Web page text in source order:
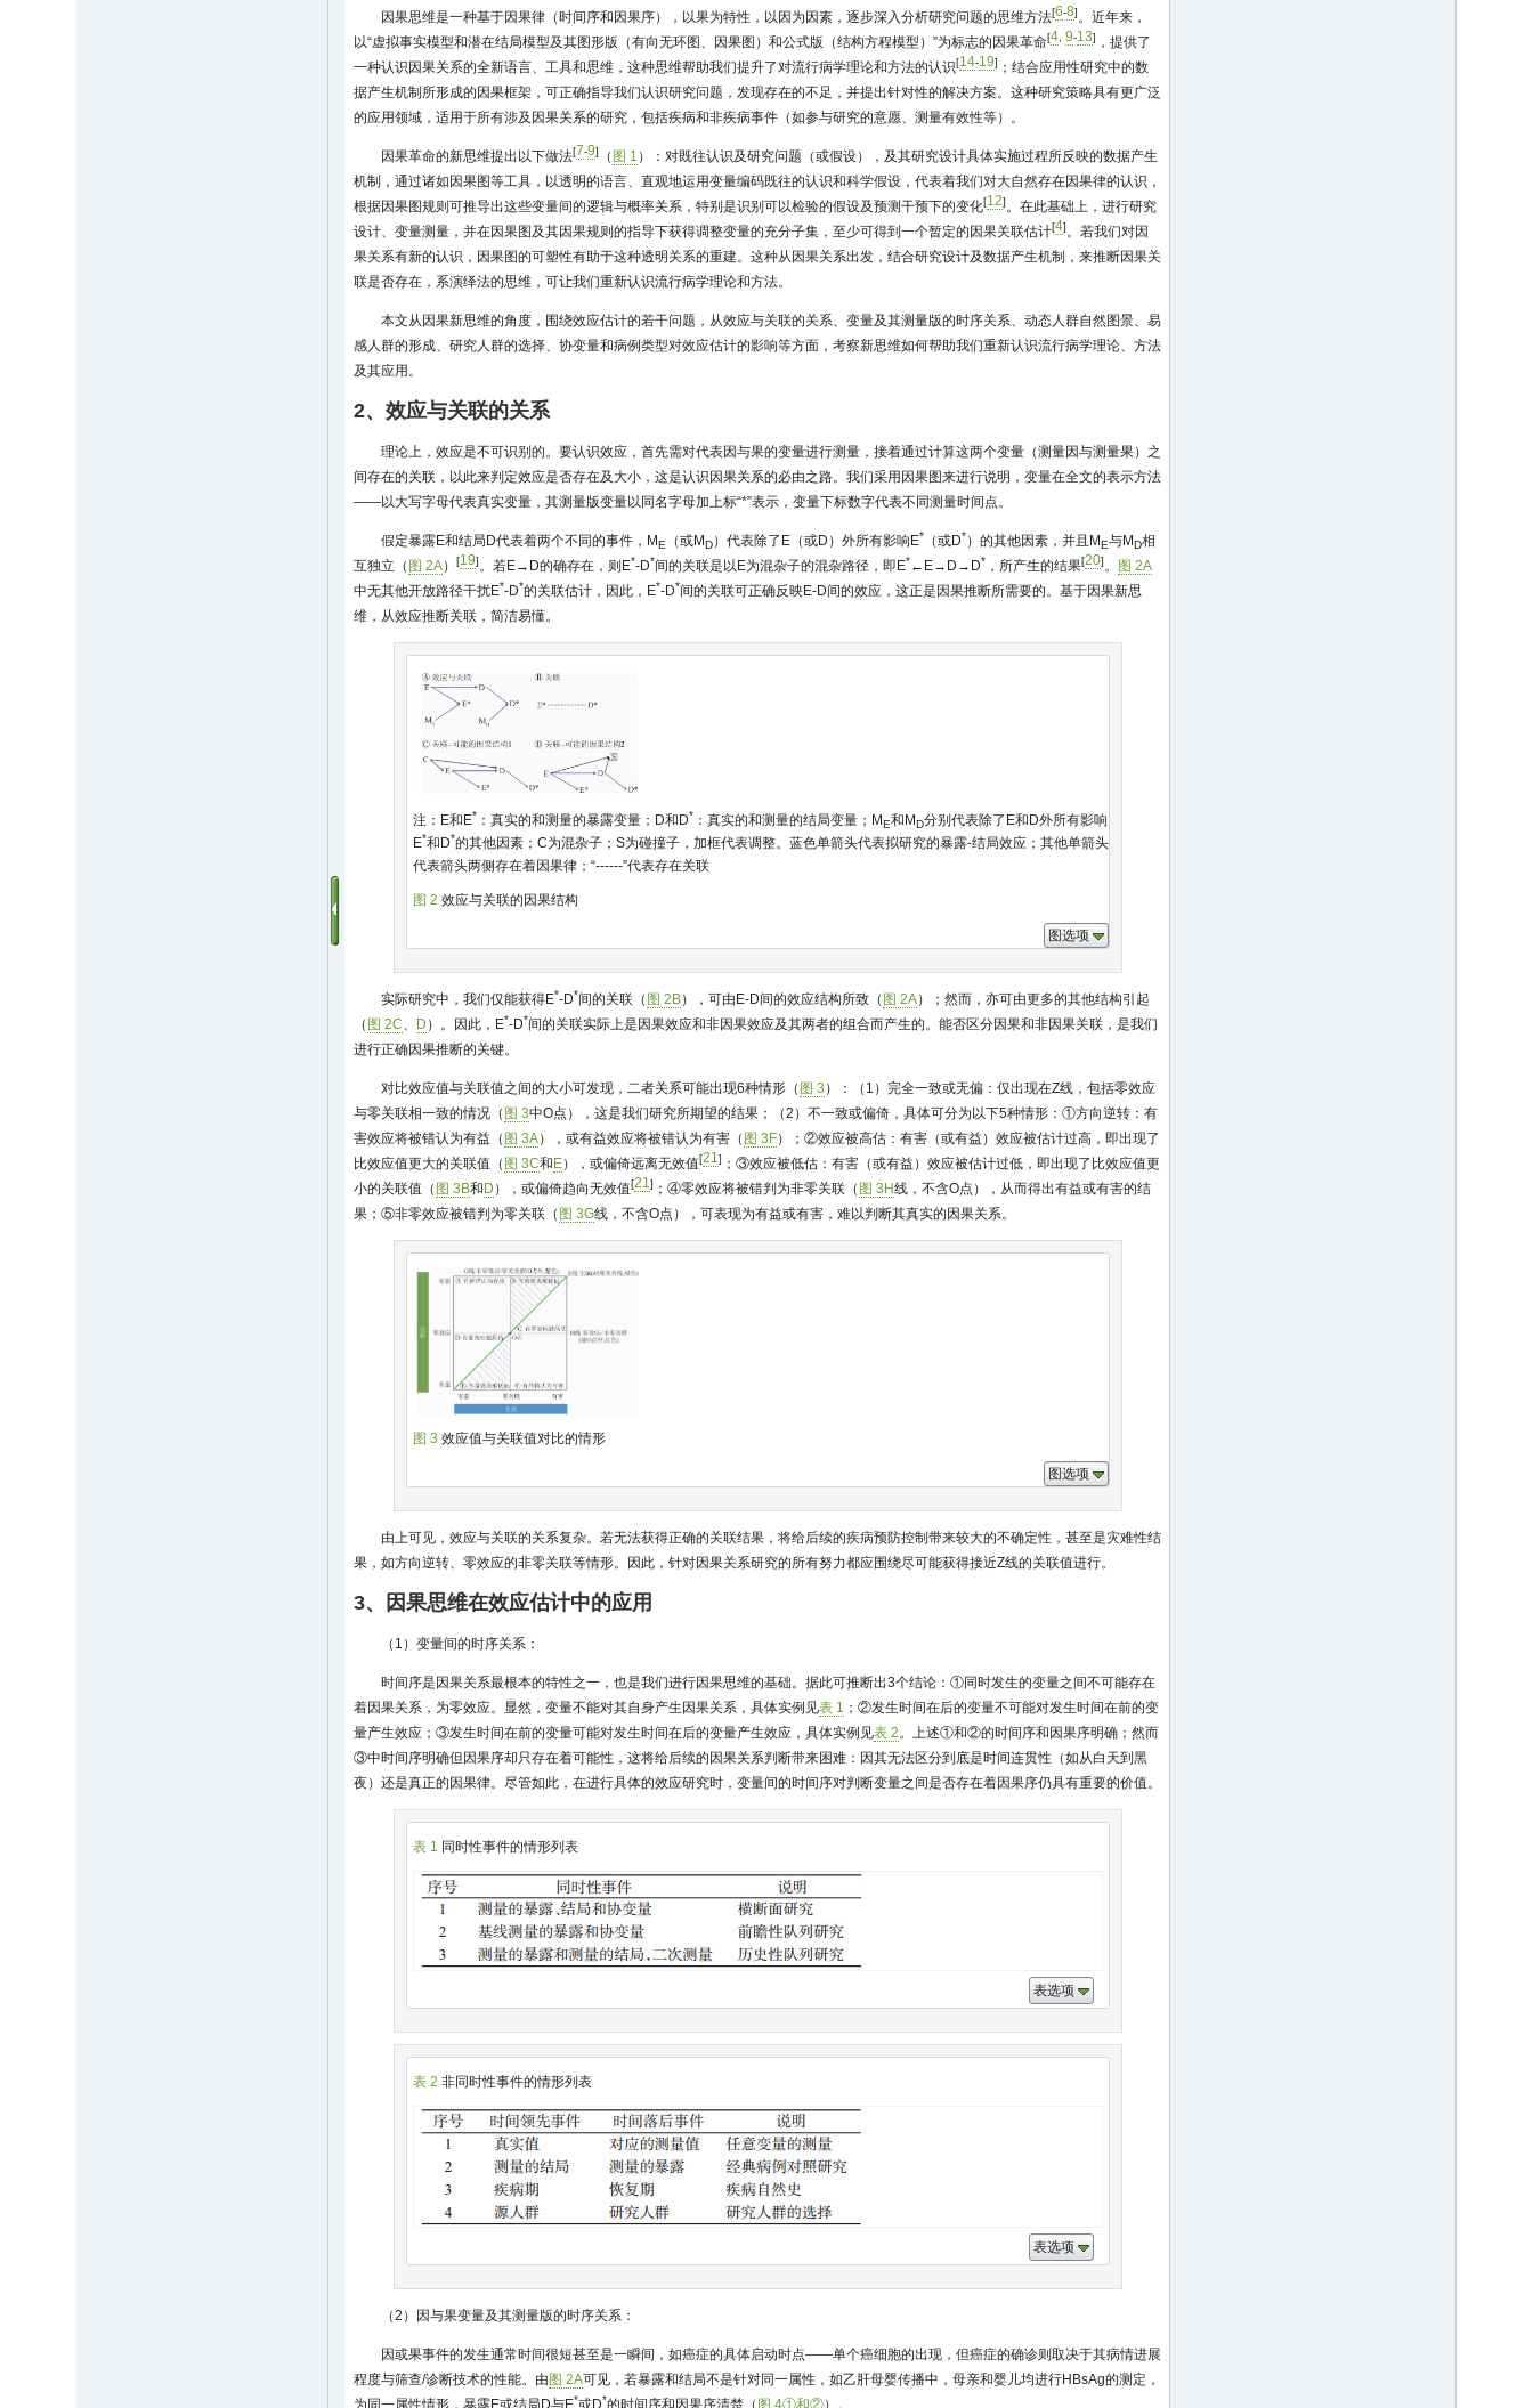
因果思维是一种基于因果律（时间序和因果序），以果为特性，以因为因素，逐步深入分析研究问题的思维方法[6-8]。近年来，
以“虚拟事实模型和潜在结局模型及其图形版（有向无环图、因果图）和公式版（结构方程模型）”为标志的因果革命[4,9-13] ，提供了
一种认识因果关系的全新语言、工具和思维，这种思维帮助我们提升了对流行病学理论和方法的认识[14-19] ；结合应用性研究中的数
据产生机制所形成的因果框架，可正确指导我们认识研究问题，发现存在的不足，并提出针对性的解决方案。这种研究策略具有更广泛
的应用领域，适用于所有涉及因果关系的研究，包括疾病和非疾病事件（如参与研究的意愿、测量有效性等）。
因果革命的新思维提出以下做法[7-9] （ 图 1 ）：对既往认识及研究问题（或假设），及其研究设计具体实施过程所反映的数据产生
机制，通过诸如因果图等工具，以透明的语言、直观地运用变量编码既往的认识和科学假设，代表着我们对大自然存在因果律的认识，
根据因果图规则可推导出这些变量间的逻辑与概率关系，特别是识别可以检验的假设及预测干预下的变化[12]。在此基础上，进行研究
设计、变量测量，并在因果图及其因果规则的指导下获得调整变量的充分子集，至少可得到一个暂定的因果关联估计[4]。若我们对因
果关系有新的认识，因果图的可塑性有助于这种透明关系的重建。这种从因果关系出发，结合研究设计及数据产生机制，来推断因果关
联是否存在，系演绎法的思维，可让我们重新认识流行病学理论和方法。
本文从因果新思维的角度，围绕效应估计的若干问题，从效应与关联的关系、变量及其测量版的时序关系、动态人群自然图景、易
感人群的形成、研究人群的选择、协变量和病例类型对效应估计的影响等方面，考察新思维如何帮助我们重新认识流行病学理论、方法
及其应用。
2、效应与关联的关系
理论上，效应是不可识别的。要认识效应，首先需对代表因与果的变量进行测量，接着通过计算这两个变量（测量因与测量果）之
间存在的关联，以此来判定效应是否存在及大小，这是认识因果关系的必由之路。我们采用因果图来进行说明，变量在全文的表示方法
——以大写字母代表真实变量，其测量版变量以同名字母加上标“*”表示，变量下标数字代表不同测量时间点。
假定暴露E和结局D代表着两个不同的事件，ME （或MD）代表除了E（或D）外所有影响E* （或D*）的其他因素，并且ME与MD相
互独立（ 图 2A）[19]。若E→D的确存在，则E*-D*间的关联是以E为混杂子的混杂路径，即E*←E→D→D* ，所产生的结果[20]。
图 2A
中无其他开放路径干扰E*-D*的关联估计，因此，E*-D*间的关联可正确反映E-D间的效应，这正是因果推断所需要的。基于因果新思
维，从效应推断关联，简洁易懂。
注：E和E* ：真实的和测量的暴露变量；D和D* ：真实的和测量的结局变量；M E和M D分别代表除了E和D外所有影响
E*和D*的其他因素；C为混杂子；S为碰撞子，加框代表调整。蓝色单箭头代表拟研究的暴露-结局效应；其他单箭头
代表箭头两侧存在着因果律；“------”代表存在关联
图 2 效应与关联的因果结构
图选项
实际研究中，我们仅能获得E*-D*间的关联（ 图 2B），可由E-D间的效应结构所致（ 图 2A）；然而，亦可由更多的其他结构引起
（ 图 2C、 D ）。因此，E*-D*间的关联实际上是因果效应和非因果效应及其两者的组合而产生的。能否区分因果和非因果关联，是我们
进行正确因果推断的关键。
对比效应值与关联值之间的大小可发现，二者关系可能出现6种情形（ 图 3 ）：（1）完全一致或无偏：仅出现在Z线，包括零效应
与零关联相一致的情况（ 图 3中O点），这是我们研究所期望的结果；（2）不一致或偏倚，具体可分为以下5种情形：①方向逆转：有
害效应将被错认为有益（ 图 3A），或有益效应将被错认为有害（ 图 3F）；②效应被高估：有害（或有益）效应被估计过高，即出现了
比效应值更大的关联值（ 图 3C和 E），或偏倚远离无效值[21] ；③效应被低估：有害（或有益）效应被估计过低，即出现了比效应值更
小的关联值（ 图 3B和 D ），或偏倚趋向无效值[21] ；④零效应将被错判为非零关联（ 图 3H线，不含O点），从而得出有益或有害的结
果；⑤非零效应被错判为零关联（ 图 3G线，不含O点），可表现为有益或有害，难以判断其真实的因果关系。
图 3 效应值与关联值对比的情形
图选项
由上可见，效应与关联的关系复杂。若无法获得正确的关联结果，将给后续的疾病预防控制带来较大的不确定性，甚至是灾难性结
果，如方向逆转、零效应的非零关联等情形。因此，针对因果关系研究的所有努力都应围绕尽可能获得接近Z线的关联值进行。
3、因果思维在效应估计中的应用
（1）变量间的时序关系：
时间序是因果关系最根本的特性之一，也是我们进行因果思维的基础。据此可推断出3个结论：①同时发生的变量之间不可能存在
着因果关系，为零效应。显然，变量不能对其自身产生因果关系，具体实例见表 1 ；②发生时间在后的变量不可能对发生时间在前的变
量产生效应；③发生时间在前的变量可能对发生时间在后的变量产生效应，具体实例见表 2。上述①和②的时间序和因果序明确；然而
③中时间序明确但因果序却只存在着可能性，这将给后续的因果关系判断带来困难：因其无法区分到底是时间连贯性（如从白天到黑
夜）还是真正的因果律。尽管如此，在进行具体的效应研究时，变量间的时间序对判断变量之间是否存在着因果序仍具有重要的价值。
表 1 同时性事件的情形列表
表选项
表 2 非同时性事件的情形列表
表选项
（2）因与果变量及其测量版的时序关系：
因或果事件的发生通常时间很短甚至是一瞬间，如癌症的具体启动时点——单个癌细胞的出现，但癌症的确诊则取决于其病情进展
程度与筛查/诊断技术的性能。由 图 2A可见，若暴露和结局不是针对同一属性，如乙肝母婴传播中，母亲和婴儿均进行HBsAg的测定，
* *